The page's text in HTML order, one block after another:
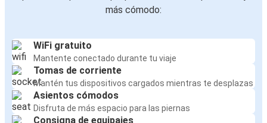
más cómodo:
WiFi gratuito
Mantente conectado durante tu viaje
Tomas de corriente
Mantén tus dispositivos cargados mientras te desplazas
Asientos cómodos
Disfruta de más espacio para las piernas
Consigna de equipajes